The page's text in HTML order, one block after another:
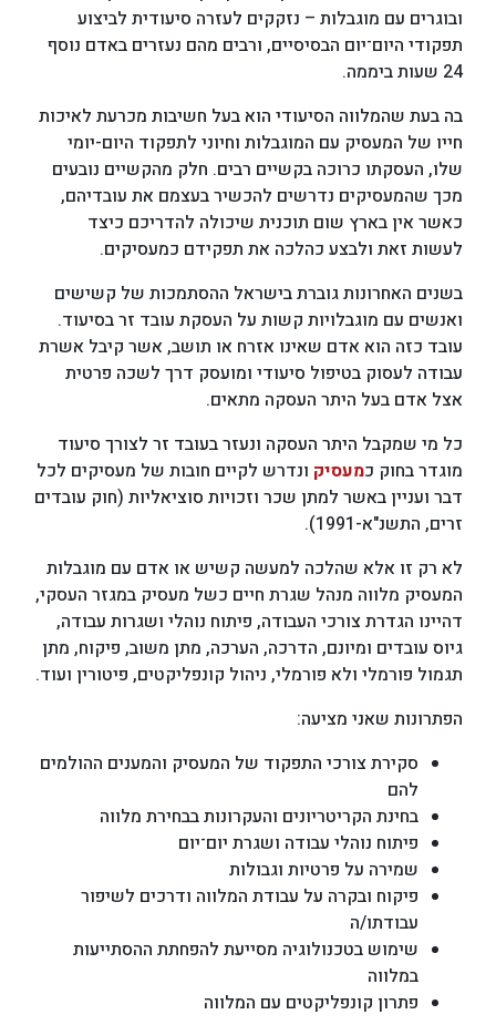
ובוגרים עם מוגבלות – נזקקים לעזרה סיעודית לביצוע
תפקודי היום־יום הבסיסיים, ורבים מהם נעזרים באדם נוסף
24 שעות ביממה.
בה בעת שהמלווה הסיעודי הוא בעל חשיבות מכרעת לאיכות
חייו של המעסיק עם המוגבלות וחיוני לתפקוד היום-יומי
שלו, העסקתו כרוכה בקשיים רבים. חלק מהקשיים נובעים
מכך שהמעסיקים נדרשים להכשיר בעצמם את עובדיהם,
כאשר אין בארץ שום תוכנית שיכולה להדריכם כיצד
לעשות זאת ולבצע כהלכה את תפקידם כמעסיקים.
בשנים האחרונות גוברת בישראל ההסתמכות של קשישים
ואנשים עם מוגבלויות קשות על העסקת עובד זר בסיעוד.
עובד כזה הוא אדם שאינו אזרח או תושב, אשר קיבל אשרת
עבודה לעסוק בטיפול סיעודי ומועסק דרך לשכה פרטית
אצל אדם בעל היתר העסקה מתאים.
כל מי שמקבל היתר העסקה ונעזר בעובד זר לצורך סיעוד
מוגדר בחוק כמעסיק ונדרש לקיים חובות של מעסיקים לכל
דבר ועניין באשר למתן שכר וזכויות סוציאליות (חוק עובדים
זרים, התשנ"א-1991).
לא רק זו אלא שהלכה למעשה קשיש או אדם עם מוגבלות
המעסיק מלווה מנהל שגרת חיים כשל מעסיק במגזר העסקי,
דהיינו הגדרת צורכי העבודה, פיתוח נוהלי ושגרות עבודה,
גיוס עובדים ומיונם, הדרכה, הערכה, מתן משוב, פיקוח, מתן
תגמול פורמלי ולא פורמלי, ניהול קונפליקטים, פיטורין ועוד.
הפתרונות שאני מציעה:
סקירת צורכי התפקוד של המעסיק והמענים ההולמים
להם
בחינת הקריטריונים והעקרונות בבחירת מלווה
פיתוח נוהלי עבודה ושגרת יום־יום
שמירה על פרטיות וגבולות
פיקוח ובקרה על עבודת המלווה ודרכים לשיפור
עבודתו/ה
שימוש בטכנולוגיה מסייעת להפחתת ההסתייעות
במלווה
פתרון קונפליקטים עם המלווה